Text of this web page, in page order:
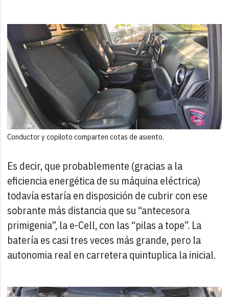
Conductor y copiloto comparten cotas de asiento.
Es decir, que probablemente (gracias a la
eficiencia energética de su máquina eléctrica)
todavía estaría en disposición de cubrir con ese
sobrante más distancia que su “antecesora
primigenia”, la e-Cell, con las “pilas a tope”. La
batería es casi tres veces más grande, pero la
autonomia real en carretera quintuplica la inicial.